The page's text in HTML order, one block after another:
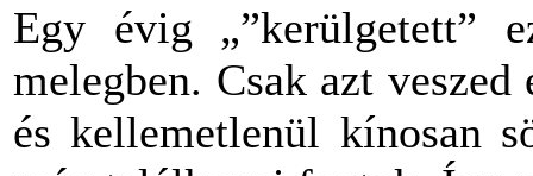
Egy évig
melegben. Csak azt
és kellemetlenül kínosan